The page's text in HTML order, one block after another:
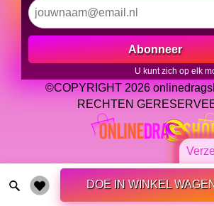
DOE IN WINKEL
Abonneer
U kunt zich op elk
©COPYRIGHT 2026
RECHTEN